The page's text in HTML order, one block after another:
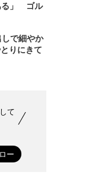
る」 ゴル
で細やか
りにきて
て